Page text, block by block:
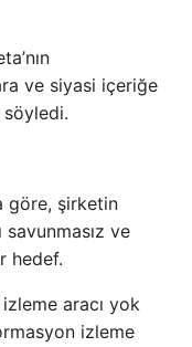
ve siyasi içeriğe
göre, şirketin
ve
hedef.
aracı yok
izleme